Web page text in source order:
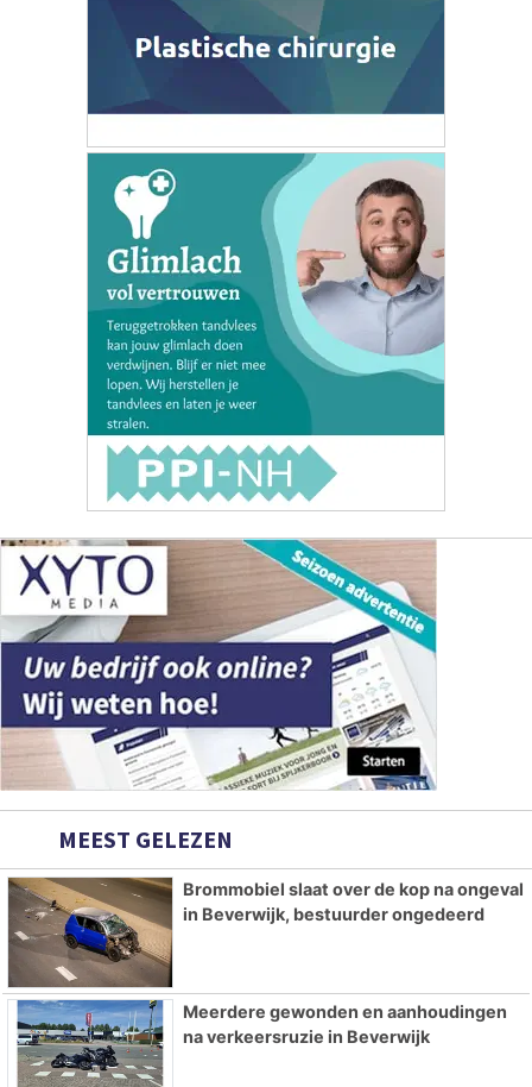
MEEST GELEZEN
Brommobiel slaat over de kop na ongeval
in Beverwijk, bestuurder ongedeerd
Meerdere gewonden en aanhoudingen
na verkeersruzie in Beverwijk